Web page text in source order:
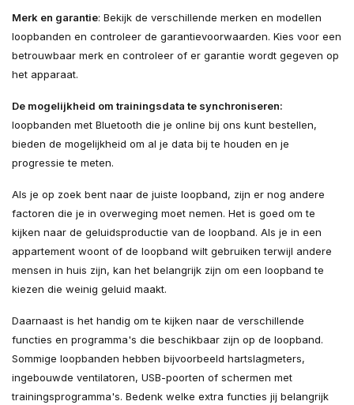
Merk en garantie: Bekijk de verschillende merken en modellen
loopbanden en controleer de garantievoorwaarden. Kies voor een
betrouwbaar merk en controleer of er garantie wordt gegeven op
het apparaat.
De mogelijkheid om trainingsdata te synchroniseren:
loopbanden met Bluetooth die je online bij ons kunt bestellen,
bieden de mogelijkheid om al je data bij te houden en je
progressie te meten.
Als je op zoek bent naar de juiste loopband, zijn er nog andere
factoren die je in overweging moet nemen. Het is goed om te
kijken naar de geluidsproductie van de loopband. Als je in een
appartement woont of de loopband wilt gebruiken terwijl andere
mensen in huis zijn, kan het belangrijk zijn om een loopband te
kiezen die weinig geluid maakt.
Daarnaast is het handig om te kijken naar de verschillende
functies en programma's die beschikbaar zijn op de loopband.
Sommige loopbanden hebben bijvoorbeeld hartslagmeters,
ingebouwde ventilatoren, USB-poorten of schermen met
trainingsprogramma's. Bedenk welke extra functies jij belangrijk